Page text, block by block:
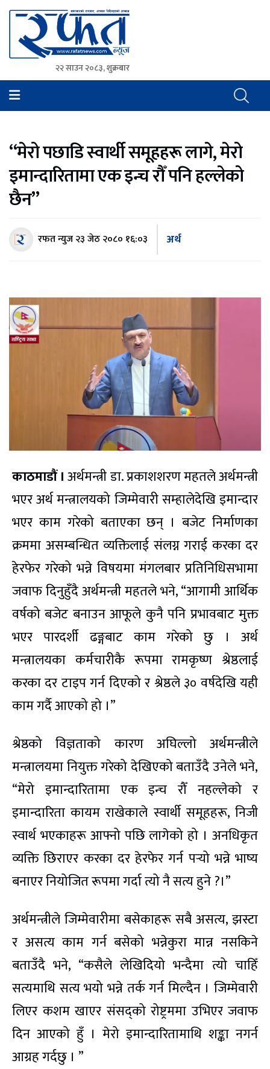
Rafat News
समाचारको रफ्तार, आवाज बिहिनहरुको आवाज
२२ साउन २०८३, शुक्रबार
“मेरो पछाडि स्वार्थी समूहहरू लागे, मेरो
इमान्दारितामा एक इन्च रौँ पनि हल्लेको
छैन”
रफत न्युज२३ जेठ २०८० १६:०३ अर्थ
काठमाडौं ।अर्थमन्त्री डा. प्रकाशशरण महतले अर्थमन्त्री
भएर अर्थ मन्त्रालयको जिम्मेवारी सम्हालेदेखि इमान्दार
भएर काम गरेको बताएका छन् । बजेट निर्माणका
क्रममा असम्बन्धित व्यक्तिलाई संलग्न गराई करका दर
हेरफेर गरेको भन्ने विषयमा मंगलबार प्रतिनिधिसभामा
जवाफ दिनुहुँदै अर्थमन्त्री महतले भने, “आगामी आर्थिक
वर्षको बजेट बनाउन आफूले कुनै पनि प्रभावबाट मुक्त
भएर पारदर्शी ढङ्गबाट काम गरेको छु । अर्थ
मन्त्रालयका कर्मचारीकै रूपमा रामकृष्ण श्रेष्ठलाई
करका दर टाइप गर्न दिएको र श्रेष्ठले ३० वर्षदेखि यही
काम गर्दै आएको हो ।”
श्रेष्ठको विज्ञताको कारण अघिल्लो अर्थमन्त्रीले
मन्त्रालयमा नियुक्त गरेको देखिएको बताउँदै उनेले भने,
“मेरो इमान्दारितामा एक इन्च रौँ नहल्लेको र
इमान्दारिता कायम राखेकाले स्वार्थी समूहहरू, निजी
स्वार्थ भएकाहरू आफ्नो पछि लागेको हो । अनधिकृत
व्यक्ति छिराएर करका दर हेरफेर गर्न पर्‍यो भन्ने भाष्य
बनाएर नियोजित रूपमा गर्दा त्यो नै सत्य हुने ?।”
अर्थमन्त्रीले जिम्मेवारीमा बसेकाहरू सबै असत्य, झस्टा
र असत्य काम गर्न बसेको भन्नेकुरा मान्न नसकिने
बताउँदै भने, “कसैले लेखिदियो भन्दैमा त्यो चाहिँ
सत्यमाथि सत्य भयो भन्ने तर्क गर्न मिल्दैन । जिम्मेवारी
लिएर कशम खाएर संसद्को रोष्ट्रममा उभिएर जवाफ
दिन आएको हुँ । मेरो इमान्दारितामाथि शङ्का नगर्न
आग्रह गर्दछु । ”